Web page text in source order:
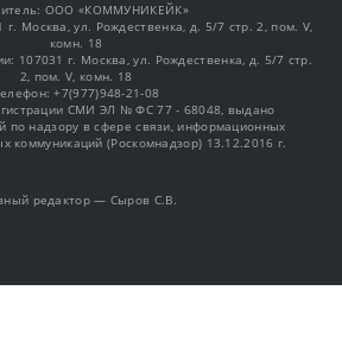
OOO «КОММУНИКЕЙК»
г. Москва, ул. Рождественка, д. 5/7 стр. 2, пом. V,
комн. 18
107031 г. Москва, ул. Рождественка, д. 5/7 стр.
2, пом. V, комн. 18
+7(977)948-21-08
СМИ ЭЛ № ФС 77 - 68048, выдано
по надзору в сфере связи, информационных
коммуникаций (Роскомнадзор) 13.12.2016 г.
редактор — Сыров С.В.